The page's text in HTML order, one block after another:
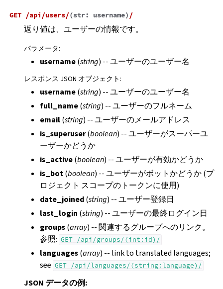
GET /api/users/(str: username) /
返り値は、ユーザーの情報です。
パラメータ:
username(string) -- ユーザーのユーザー名
レスポンス JSON オブジェクト :
username(string) -- ユーザーのユーザー名
full_name(string) -- ユーザーのフルネーム
email(string) -- ユーザーのメールアドレス
is_superuser(boolean) -- ユーザーがスーパーユ
ーザーかどうか
is_active(boolean) -- ユーザーが有効かどうか
is_bot(boolean) -- ユーザーがボットかどうか (プ
ロジェクト スコープのトークンに使用)
date_joined(string) -- ユーザー登録日
last_login (string) -- ユーザーの最終ログイン日
groups(array) -- 関連するグループへのリンク。
参照: GET /api/groups/(int:id)/
languages(array) -- link to translated languages;
see GET /api/languages/(string:language)/
JSON データの例: